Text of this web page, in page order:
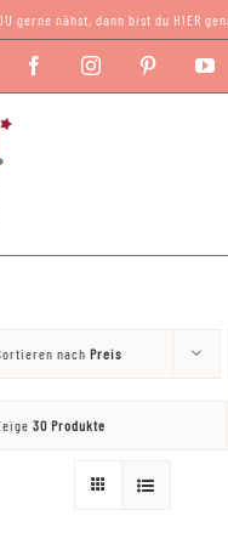
gerne nähst, dann bist du HIER
FacebookInstagramPinterest
nach Preis
30 Produkte